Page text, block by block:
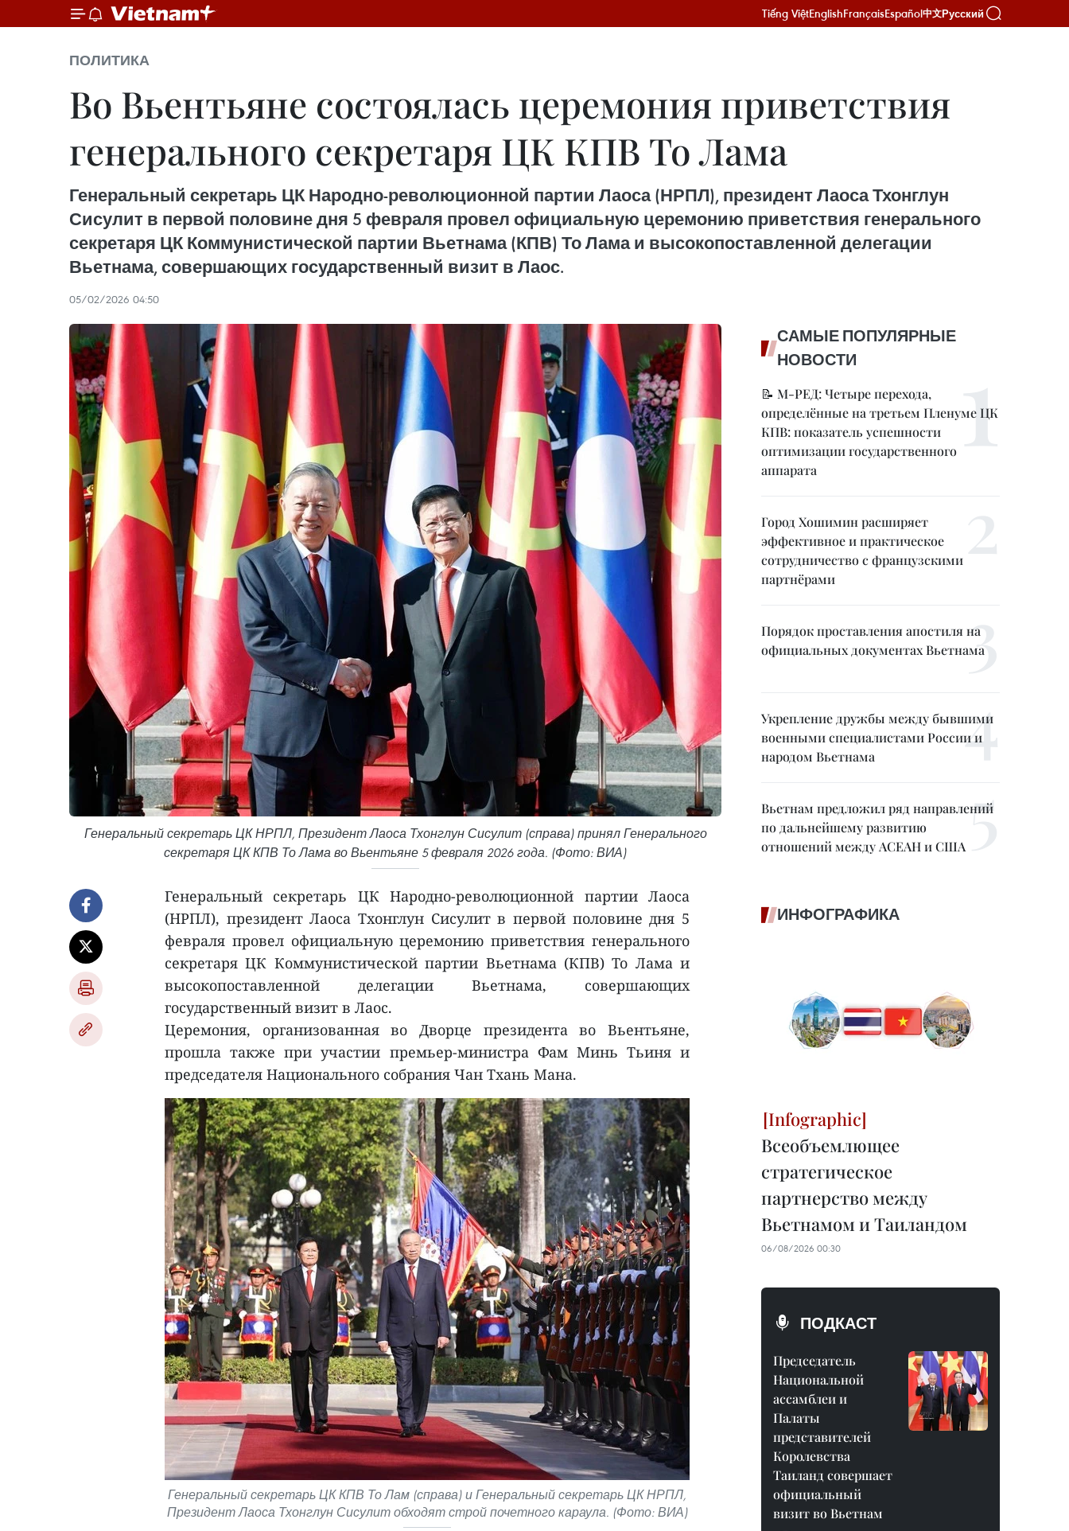
Tiếng ViệtEnglishFrançaisEspañol中文Русский
ПОЛИТИКА
Во Вьентьяне состоялась церемония приветствия
генерального секретаря ЦК КПВ То Лама
Генеральный секретарь ЦК Народно-революционной партии Лаоса (НРПЛ), президент Лаоса Тхонглун
Сисулит в первой половине дня 5 февраля провел официальную церемонию приветствия генерального
секретаря ЦК Коммунистической партии Вьетнама (КПВ) То Лама и высокопоставленной делегации
Вьетнама, совершающих государственный визит в Лаос.
05/02/2026 04:50
Генеральный секретарь ЦК НРПЛ, Президент Лаоса Тхонглун Сисулит (справа) принял Генерального
секретаря ЦК КПВ То Лама во Вьентьяне 5 февраля 2026 года. (Фото: ВИА)
Генеральный секретарь ЦК Народно-революционной партии Лаоса
(НРПЛ), президент Лаоса Тхонглун Сисулит в первой половине дня 5
февраля провел официальную церемонию приветствия генерального
секретаря ЦК Коммунистической партии Вьетнама (КПВ) То Лама и
высокопоставленной делегации Вьетнама, совершающих
государственный визит в Лаос.
Церемония, организованная во Дворце президента во Вьентьяне,
прошла также при участии премьер-министра Фам Минь Тьиня и
председателя Национального собрания Чан Тхань Мана.
Генеральный секретарь ЦК КПВ То Лам (справа) и Генеральный секретарь ЦК НРПЛ,
Президент Лаоса Тхонглун Сисулит обходят строй почетного караула. (Фото: ВИА)
САМЫЕ ПОПУЛЯРНЫЕ
НОВОСТИ
📝 М-РЕД: Четыре перехода,
определённые на третьем Пленуме ЦК
КПВ: показатель успешности
оптимизации государственного
аппарата
Город Хошимин расширяет
эффективное и практическое
сотрудничество с французскими
партнёрами
Порядок проставления апостиля на
официальных документах Вьетнама
Укрепление дружбы между бывшими
военными специалистами России и
народом Вьетнама
Вьетнам предложил ряд направлений
по дальнейшему развитию
отношений между АСЕАН и США
ИНФОГРАФИКА
Всеобъемлющее
стратегическое
партнерство между
Вьетнамом и Таиландом
06/08/2026 00:30
ПОДКАСТ
Председатель
Национальной
ассамблеи и
Палаты
представителей
Королевства
Таиланд совершает
официальный
визит во Вьетнам